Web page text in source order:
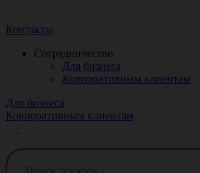
Контакты
Сотрудничество
Для бизнеса
Корпоративным клиентам
Для бизнеса
Корпоративным клиентам